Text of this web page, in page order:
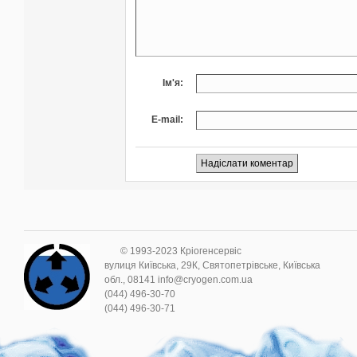
Ім'я:
E-mail:
© 1993-2023 Кріогенсервіс
вулиця Київська, 29К, Святопетрівське, Київська
обл., 08141 info@cryogen.com.ua
(044) 496-30-70
(044) 496-30-71